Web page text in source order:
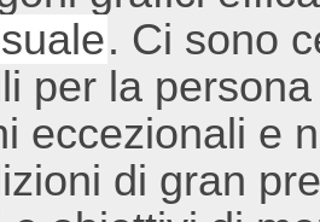
. Ci sono
per la
eccezionali e
di gran